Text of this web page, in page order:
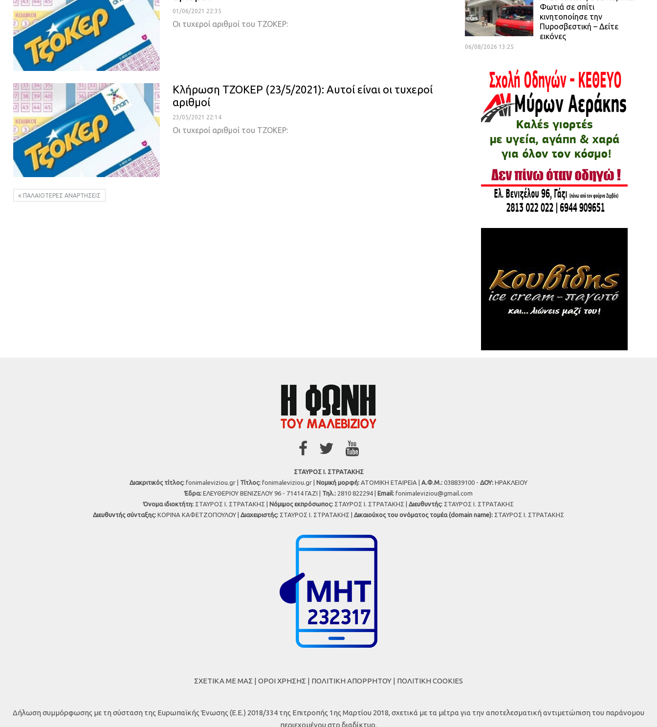
01/06/2021 22:35
Οι τυχεροί αριθμοί του ΤΖΟΚΕΡ:
Κλήρωση ΤΖΟΚΕΡ (23/5/2021): Αυτοί είναι οι τυχεροί
αριθμοί
23/05/2021 22:14
Οι τυχεροί αριθμοί του ΤΖΟΚΕΡ:
ΠΑΛΑΙΌΤΕΡΕΣ ΑΝΑΡΤΉΣΕΙΣ
Φωτιά σε σπίτι
κινητοποίησε την
Πυροσβεστική – Δείτε
εικόνες
06/08/2026 13:25
ΣΤΑΥΡΟΣ Ι. ΣΤΡΑΤΑΚΗΣ
Διακριτικός τίτλος: fonimaleviziou.gr | Τίτλος: fonimaleviziou.gr | Νομική μορφή: ΑΤΟΜΙΚΗ ΕΤΑΙΡΕΙΑ | Α.Φ.Μ.: 038839100 - ΔΟΥ: ΗΡΑΚΛΕΙΟΥ
Έδρα: ΕΛΕΥΘΕΡΙΟΥ ΒΕΝΙΖΕΛΟΥ 96 - 71414 ΓΑΖΙ | Τηλ.: 2810 822294 | Εmail: fonimaleviziou@gmail.com
Όνομα ιδιοκτήτη: ΣΤΑΥΡΟΣ Ι. ΣΤΡΑΤΑΚΗΣ | Νόμιμος εκπρόσωπος: ΣΤΑΥΡΟΣ Ι. ΣΤΡΑΤΑΚΗΣ | Διευθυντής: ΣΤΑΥΡΟΣ Ι. ΣΤΡΑΤΑΚΗΣ
Διευθυντής σύνταξης: ΚΟΡΙΝΑ ΚΑΦΕΤΖΟΠΟΥΛΟΥ | Διαχειριστής: ΣΤΑΥΡΟΣ Ι. ΣΤΡΑΤΑΚΗΣ | Δικαιούχος του ονόματος τομέα (domain name): ΣΤΑΥΡΟΣ Ι. ΣΤΡΑΤΑΚΗΣ
ΣΧΕΤΙΚΑ ΜΕ ΜΑΣ | ΟΡΟΙ ΧΡΗΣΗΣ | ΠΟΛΙΤΙΚΗ ΑΠΟΡΡΗΤΟΥ | ΠΟΛΙΤΙΚΗ COOKIES
Δήλωση συμμόρφωσης με τη σύσταση της Ευρωπαϊκής Ένωσης (Ε.Ε.) 2018/334 της Επιτροπής 1ης Μαρτίου 2018, σχετικά με τα μέτρα για την αποτελεσματική αντιμετώπιση του παράνομου
περιεχομένου στο διαδίκτυο.